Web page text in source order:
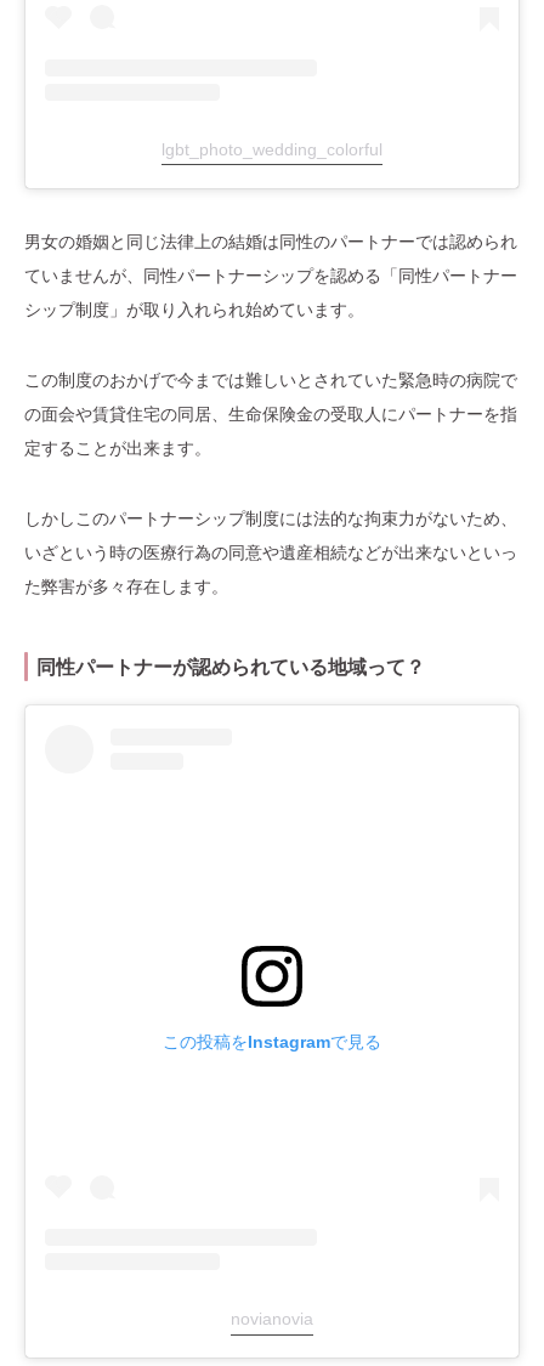
lgbt_photo_wedding_colorful
男女の婚姻と同じ法律上の結婚は同性のパートナーでは認められ
ていませんが、同性パートナーシップを認める「同性パートナー
シップ制度」が取り入れられ始めています。
この制度のおかげで今までは難しいとされていた緊急時の病院で
の面会や賃貸住宅の同居、生命保険金の受取人にパートナーを指
定することが出来ます。
しかしこのパートナーシップ制度には法的な拘束力がないため、
いざという時の医療行為の同意や遺産相続などが出来ないといっ
た弊害が多々存在します。
同性パートナーが認められている地域って？
この投稿をInstagramで見る
novianovia